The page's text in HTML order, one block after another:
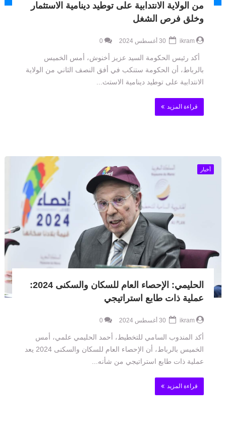
من الولاية الانتدابية على توطيد دينامية الاستثمار
وخلق فرص الشغل
ikram
0
أكد رئيس الحكومة السيد عزيز أخنوش، أمس الخميس
بالرباط، أن الحكومة ستنكب في أفق النصف الثاني من الولاية
الانتدابية على توطيد دينامية الاستث...
قراءة المزيد
أخبار
الحليمي: الإحصاء العام للسكان والسكنى 2024:
عملية ذات طابع استراتيجي
ikram
0
أكد المندوب السامي للتخطيط، أحمد الحليمي علمي، أمس
الخميس بالرباط، أن الإحصاء العام للسكان والسكنى 2024 يعد
عملية ذات طابع استراتيجي من شأنه...
قراءة المزيد